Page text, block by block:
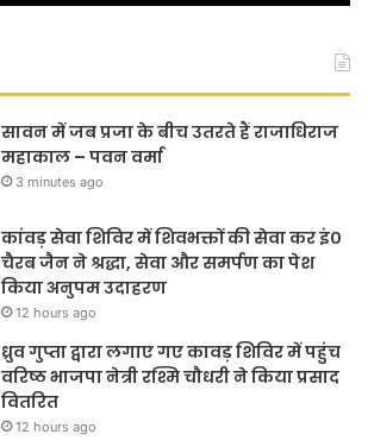
सावन में जब प्रजा के बीच उतरते हैं राजाधिराज
महाकाल – पवन वर्मा
3 minutes ago
कांवड़ सेवा शिविर में शिवभक्तों की सेवा कर इं०
चैरब जैन ने श्रद्धा, सेवा और समर्पण का पेश
किया अनुपम उदाहरण
12 hours ago
ध्रुव गुप्ता द्वारा लगाए गए कावड़ शिविर में पहुंच
वरिष्ठ भाजपा नेत्री रश्मि चौधरी ने किया प्रसाद
वितरित
12 hours ago